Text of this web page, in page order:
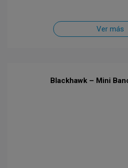
Ver más
Blackhawk – Mini